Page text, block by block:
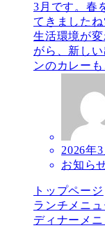
3月です。春
てきました
生活環境が
がら、新し
ンのカレー
2026年3
お知ら
トップページ
ランチメニュ
ディナーメ